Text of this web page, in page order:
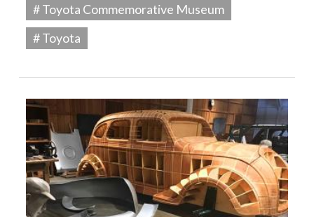
# Toyota Commemorative Museum
# Toyota